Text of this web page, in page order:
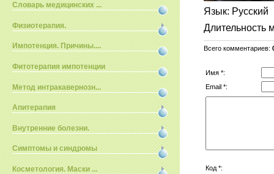
Словарь медицинских ...
Физиотерапия.
Импотенция. Причины....
Фитотерапия импотенции
Метод интракавернозн...
Апитерапия
Внутренние болезни.
Симптомы и синдромы
Косметология. Маски ...
Язык: Русский
Длительность
Всего комментариев:
Имя *:
Email *:
Код *: